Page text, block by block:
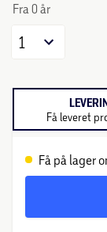
Fra 0 år
1
Få leveret
Få på lager